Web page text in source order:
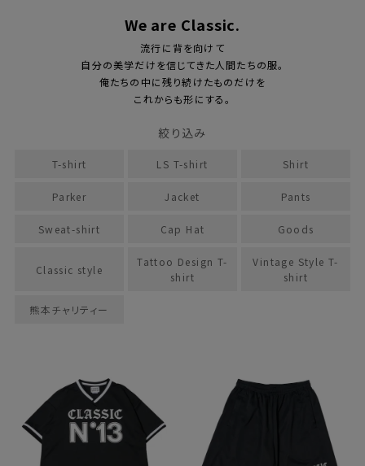
We are Classic.
流行に背を向けて
自分の美学だけを信じてきた人間たちの服。
俺たちの中に残り続けたものだけを
これからも形にする。
絞り込み
T-shirt LS T-shirt Shirt
Parker Jacket Pants
Sweat-shirt Cap Hat Goods
Classic style
Tattoo Design T-
shirt
Vintage Style T-
shirt
熊本チャリティー